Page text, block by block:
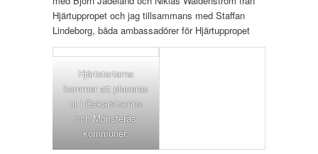
Hjärtuppropet och jag tillsammans med Staffan
Lindeborg, båda ambassadörer för Hjärtuppropet
Hjärtstartarna
kommer att placeras
ut i Oskarshamns
och Mönsterås
kommuner.